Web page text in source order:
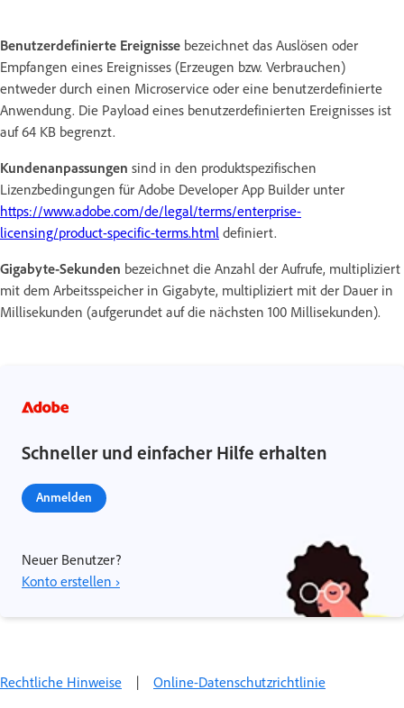
Benutzerdefinierte Ereignisse bezeichnet das Auslösen oder
Empfangen eines Ereignisses (Erzeugen bzw. Verbrauchen)
entweder durch einen Microservice oder eine benutzerdefinierte
Anwendung. Die Payload eines benutzerdefinierten Ereignisses ist
auf 64 KB begrenzt.
Kundenanpassungen sind in den produktspezifischen
Lizenzbedingungen für Adobe Developer App Builder unter
https://www.adobe.com/de/legal/terms/enterprise-
licensing/product-specific-terms.html definiert.
Gigabyte-Sekunden bezeichnet die Anzahl der Aufrufe, multipliziert
mit dem Arbeitsspeicher in Gigabyte, multipliziert mit der Dauer in
Millisekunden (aufgerundet auf die nächsten 100 Millisekunden).
Schneller und einfacher Hilfe erhalten
Anmelden
Neuer Benutzer?
Konto erstellen ›
Rechtliche Hinweise | Online-Datenschutzrichtlinie